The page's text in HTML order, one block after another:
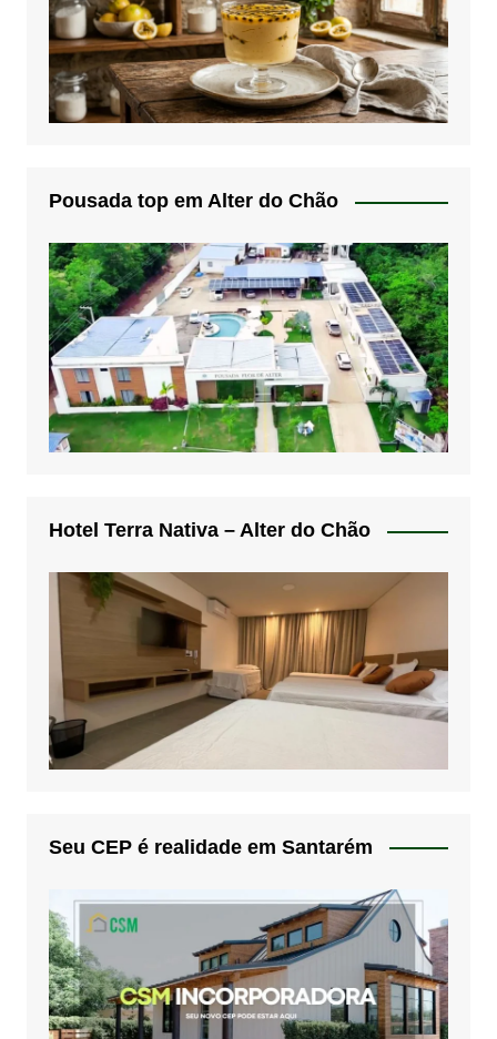
Pousada top em Alter do Chão
Hotel Terra Nativa – Alter do Chão
Seu CEP é realidade em Santarém